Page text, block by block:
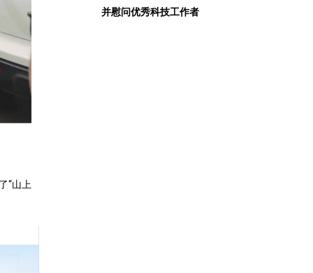
“山上
并慰问优秀科技工作者